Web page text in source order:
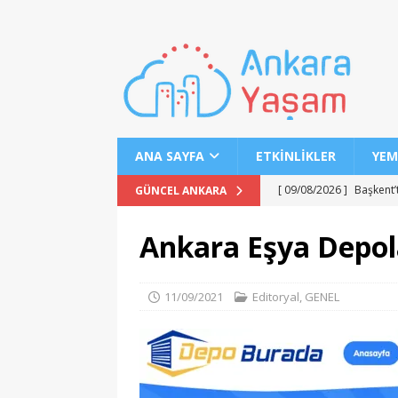
ANA SAYFA ETKINLIKLER
GÜNCEL ANKARA [ 09/08/2026 ]
[ 09/08/2026 ]
[ 08/08/2026 ] Ankara-
Ankara Eşya
11/09/2021 Editoryal, GENEL